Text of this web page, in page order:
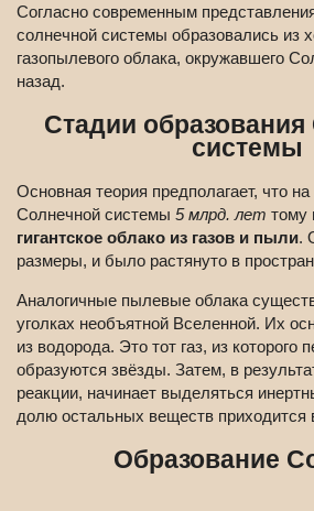
Согласно современным
солнечной системы образовались из
газопылевого облака, окружавшего
назад.
Стадии
системы
Основная теория предполагает, что
Солнечной системы 5 млрд. лет тому
гигантское облако из газов и пыли.
размеры, и было растянуто в
Аналогичные пылевые облака
уголках необъятной Вселенной. Их
из водорода. Это тот газ, из которого
образуются звёзды. Затем, в
реакции, начинает выделяться
долю остальных веществ приходится
Образование